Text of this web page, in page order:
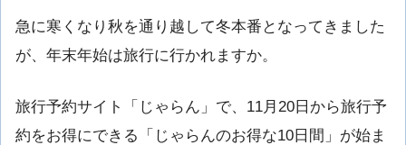
急に寒くなり秋を通り越して冬本番となってきました
が、年末年始は旅行に行かれますか。
旅行予約サイト「じゃらん」で、11月20日から旅行予
約をお得にできる「じゃらんのお得な10日間」が始ま